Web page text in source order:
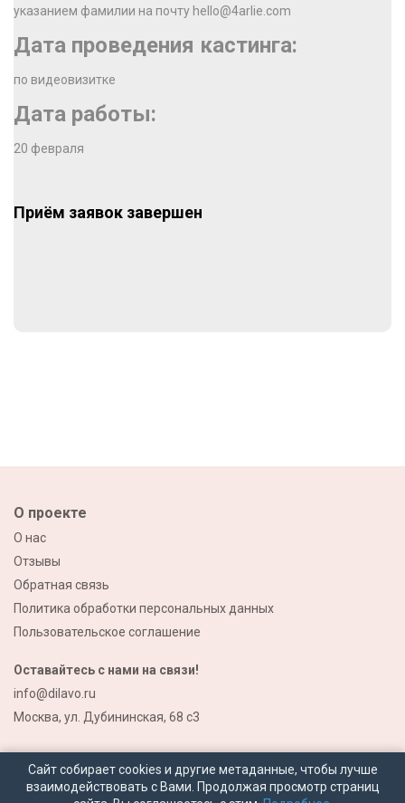
указанием фамилии на почту hello@4arlie.com
Дата проведения кастинга:
по видеовизитке
Дата работы:
20 февраля
Приём заявок завершен
О проекте
О нас
Отзывы
Обратная связь
Политика обработки персональных данных
Пользовательское соглашение
Оставайтесь с нами на связи!
info@dilavo.ru
Москва, ул. Дубининская, 68 с3
Сайт собирает cookies и другие метаданные, чтобы лучше
взаимодействовать с Вами. Продолжая просмотр страниц